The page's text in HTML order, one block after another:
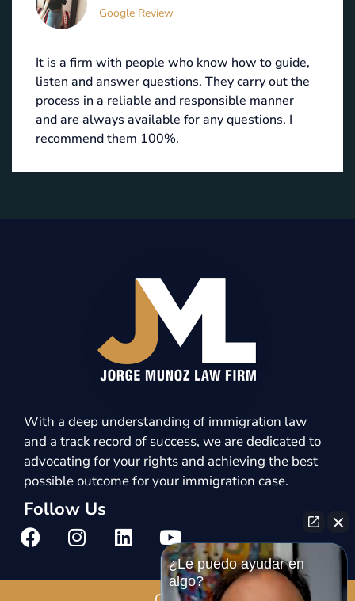
Google Review
It is a firm with people who know how to guide,
listen and answer questions. They carry out the
process in a reliable and responsible manner
and are always available for any questions. I
recommend them 100%.
With a deep understanding of immigration law
and a track record of success, we are dedicated to
advocating for your rights and achieving the best
possible outcome for your immigration case.
Follow Us
¿Le puedo ayudar en
algo?